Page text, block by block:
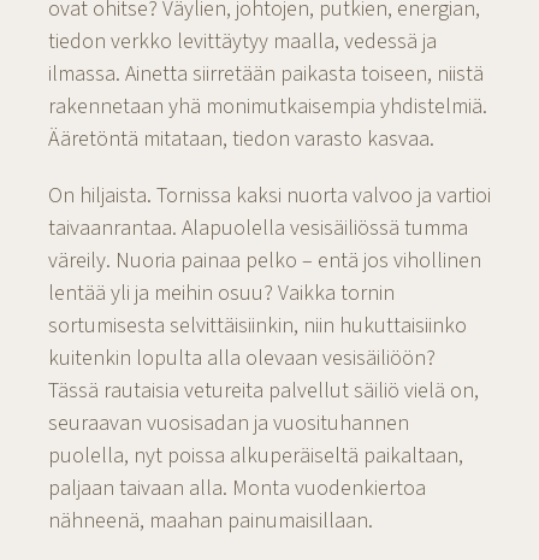
ovat ohitse? Väylien, johtojen, putkien, energian,
tiedon verkko levittäytyy maalla, vedessä ja
ilmassa. Ainetta siirretään paikasta toiseen, niistä
rakennetaan yhä monimutkaisempia yhdistelmiä.
Ääretöntä mitataan, tiedon varasto kasvaa.
On hiljaista. Tornissa kaksi nuorta valvoo ja vartioi
taivaanrantaa. Alapuolella vesisäiliössä tumma
väreily. Nuoria painaa pelko – entä jos vihollinen
lentää yli ja meihin osuu? Vaikka tornin
sortumisesta selvittäisiinkin, niin hukuttaisiinko
kuitenkin lopulta alla olevaan vesisäiliöön?
Tässä rautaisia vetureita palvellut säiliö vielä on,
seuraavan vuosisadan ja vuosituhannen
puolella, nyt poissa alkuperäiseltä paikaltaan,
paljaan taivaan alla. Monta vuodenkiertoa
nähneenä, maahan painumaisillaan.